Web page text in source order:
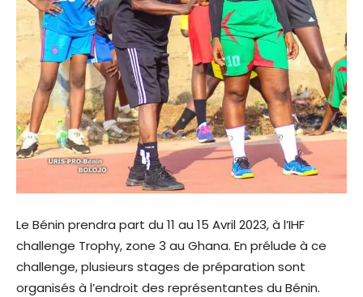
Le Bénin prendra part du 11 au 15 Avril 2023, à l’IHF
challenge Trophy, zone 3 au Ghana. En prélude à ce
challenge, plusieurs stages de préparation sont
organisés à l’endroit des représentantes du Bénin.